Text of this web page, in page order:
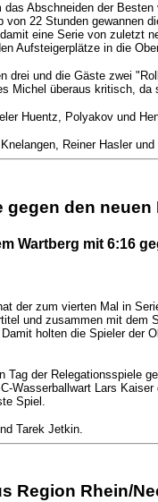
Abschneiden der
22 Stunden gewannen
eine Serie von zuletzt
Aufsteigerplätze in die
und die Gäste zwei
Michel überaus kritisch,
Huentz, Polyakov und
Reiner Hasler und
gegen den neuen
Wartberg mit 6:16
der zum vierten Mal in
und zusammen mit
holten die Spieler
der Relegationsspiele
Lars
Spiel.
Tarek Jetkin.
Region Rhein/